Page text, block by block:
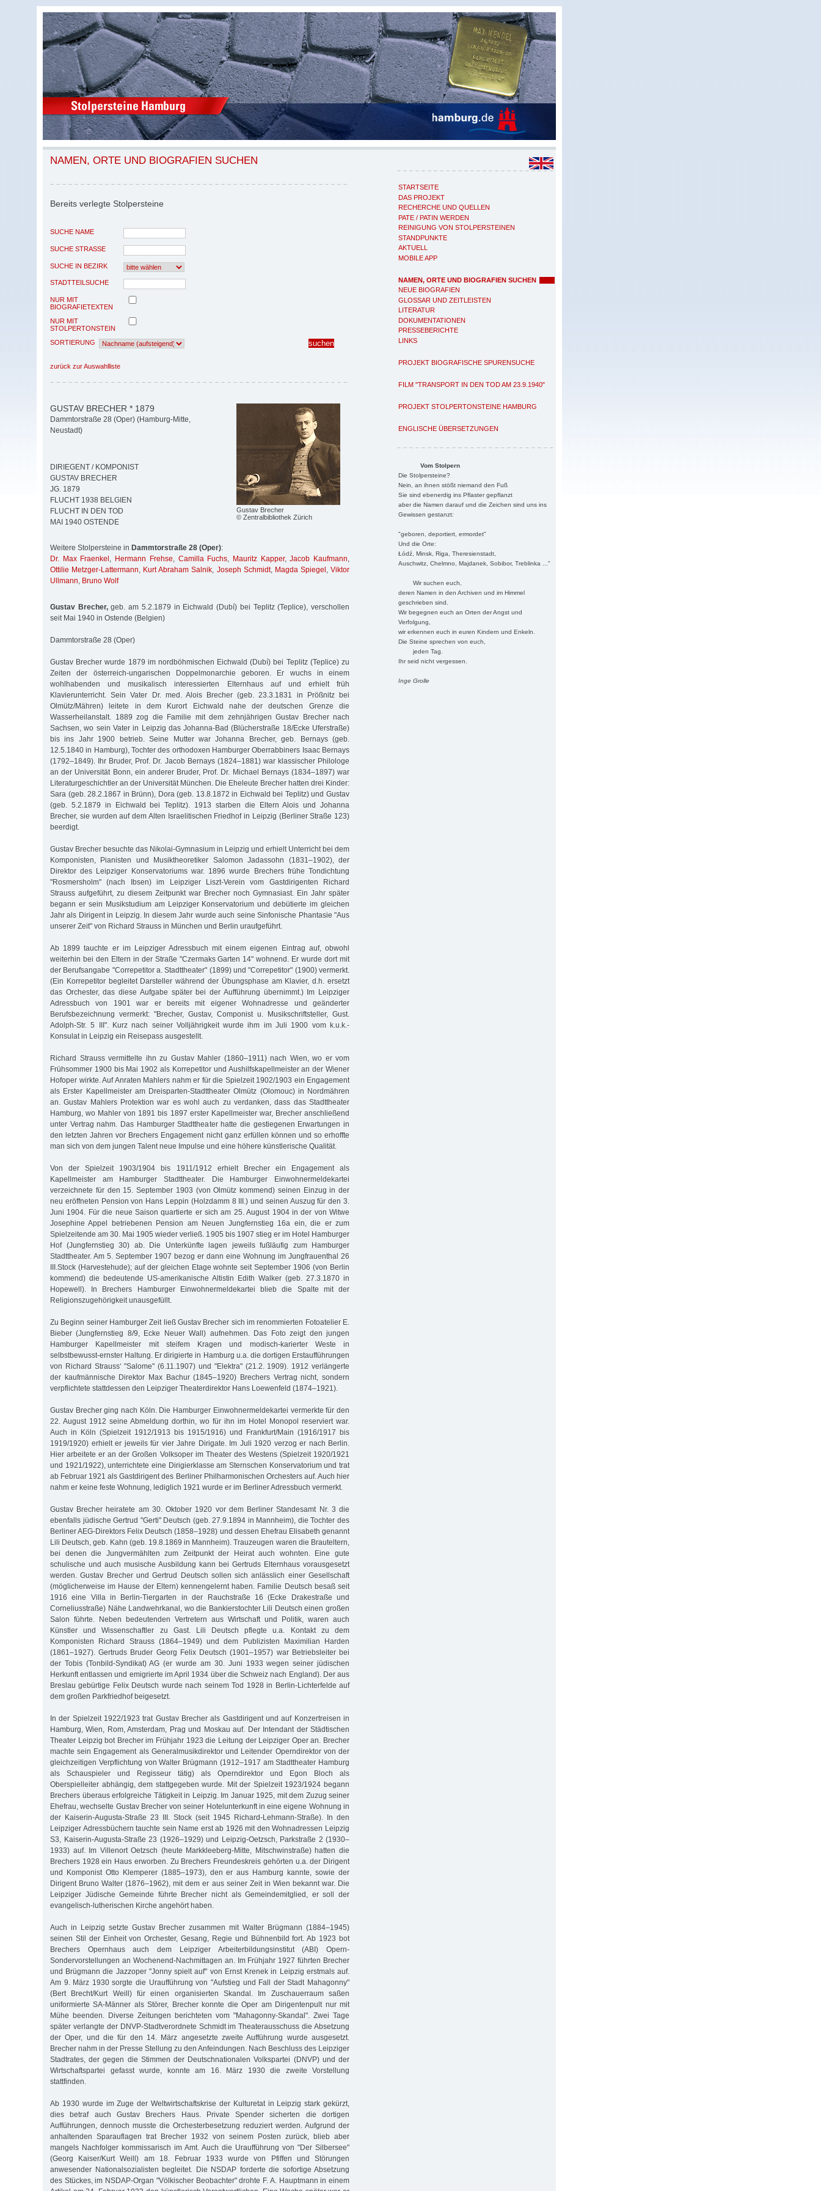
STARTSEITE
DAS PROJEKT
RECHERCHE UND QUELLEN
PATE / PATIN WERDEN
REINIGUNG VON STOLPERSTEINEN
STANDPUNKTE
AKTUELL
MOBILE APP
NAMEN, ORTE UND BIOGRAFIEN SUCHEN
NEUE BIOGRAFIEN
GLOSSAR UND ZEITLEISTEN
LITERATUR
DOKUMENTATIONEN
PRESSEBERICHTE
LINKS
PROJEKT BIOGRAFISCHE SPURENSUCHE
FILM "TRANSPORT IN DEN TOD AM 23.9.1940"
PROJEKT STOLPERTONSTEINE HAMBURG
ENGLISCHE ÜBERSETZUNGEN
Vom Stolpern
Die Stolpersteine?
Nein, an ihnen stößt niemand den Fuß
Sie sind ebenerdig ins Pflaster gepflanzt
aber die Namen darauf und die Zeichen sind uns ins
Gewissen gestanzt:
"geboren, deportiert, ermordet"
Und die Orte:
Łódź, Minsk, Riga, Theresienstadt,
Auschwitz, Chelmno, Majdanek, Sobibor, Treblinka ..."
Wir suchen euch,
deren Namen in den Archiven und im Himmel
geschrieben sind.
Wir begegnen euch an Orten der Angst und
Verfolgung,
wir erkennen euch in euren Kindern und Enkeln.
Die Steine sprechen von euch,
jeden Tag.
Ihr seid nicht vergessen.
Inge Grolle
NAMEN, ORTE UND BIOGRAFIEN SUCHEN
Bereits verlegte Stolpersteine
SUCHE NAME
SUCHE STRASSE
SUCHE IN BEZIRK
STADTTEILSUCHE
NUR MIT
BIOGRAFIETEXTEN
NUR MIT
STOLPERTONSTEIN
SORTIERUNG
zurück zur Auswahlliste
Gustav Brecher
© Zentralbibliothek Zürich
GUSTAV BRECHER * 1879
Dammtorstraße 28 (Oper) (Hamburg-Mitte,
Neustadt)
DIRIEGENT / KOMPONIST
GUSTAV BRECHER
JG. 1879
FLUCHT 1938 BELGIEN
FLUCHT IN DEN TOD
MAI 1940 OSTENDE
Weitere Stolpersteine in Dammtorstraße 28 (Oper):
Dr. Max Fraenkel , Hermann Frehse, Camilla Fuchs, Mauritz Kapper,Jacob Kaufmann,
Ottilie Metzger-Lattermann, Kurt Abraham Salnik, Joseph Schmidt, Magda Spiegel ,Viktor
Ullmann, Bruno Wolf
Gustav Brecher,geb. am 5.2.1879 in Eichwald (Dubí) bei Teplitz (Teplice), verschollen
seit Mai 1940 in Ostende (Belgien)
Dammtorstraße 28 (Oper)
Gustav Brecher wurde 1879 im nordböhmischen Eichwald (Dubí) bei Teplitz (Teplice) zu
Zeiten der österreich-ungarischen Doppelmonarchie geboren. Er wuchs in einem
wohlhabenden und musikalisch interessierten Elternhaus auf und erhielt früh
Klavierunterricht. Sein Vater Dr. med. Alois Brecher (geb. 23.3.1831 in Prößnitz bei
Olmütz/Mähren) leitete in dem Kurort Eichwald nahe der deutschen Grenze die
Wasserheilanstalt. 1889 zog die Familie mit dem zehnjährigen Gustav Brecher nach
Sachsen, wo sein Vater in Leipzig das Johanna-Bad (Blücherstraße 18/Ecke Uferstraße)
bis ins Jahr 1900 betrieb. Seine Mutter war Johanna Brecher, geb. Bernays (geb.
12.5.1840 in Hamburg), Tochter des orthodoxen Hamburger Oberrabbiners Isaac Bernays
(1792–1849). Ihr Bruder, Prof. Dr. Jacob Bernays (1824–1881) war klassischer Philologe
an der Universität Bonn, ein anderer Bruder, Prof. Dr. Michael Bernays (1834–1897) war
Literaturgeschichtler an der Universität München. Die Eheleute Brecher hatten drei Kinder:
Sara (geb. 28.2.1867 in Brünn), Dora (geb. 13.8.1872 in Eichwald bei Teplitz) und Gustav
(geb. 5.2.1879 in Eichwald bei Teplitz). 1913 starben die Eltern Alois und Johanna
Brecher, sie wurden auf dem Alten Israelitischen Friedhof in Leipzig (Berliner Straße 123)
beerdigt.
Gustav Brecher besuchte das Nikolai-Gymnasium in Leipzig und erhielt Unterricht bei dem
Komponisten, Pianisten und Musiktheoretiker Salomon Jadassohn (1831–1902), der
Direktor des Leipziger Konservatoriums war. 1896 wurde Brechers frühe Tondichtung
"Rosmersholm" (nach Ibsen) im Leipziger Liszt-Verein vom Gastdirigenten Richard
Strauss aufgeführt, zu diesem Zeitpunkt war Brecher noch Gymnasiast. Ein Jahr später
begann er sein Musikstudium am Leipziger Konservatorium und debütierte im gleichen
Jahr als Dirigent in Leipzig. In diesem Jahr wurde auch seine Sinfonische Phantasie "Aus
unserer Zeit" von Richard Strauss in München und Berlin uraufgeführt.
Ab 1899 tauchte er im Leipziger Adressbuch mit einem eigenen Eintrag auf, obwohl
weiterhin bei den Eltern in der Straße "Czermaks Garten 14" wohnend. Er wurde dort mit
der Berufsangabe "Correpetitor a. Stadttheater" (1899) und "Correpetitor" (1900) vermerkt.
(Ein Korrepetitor begleitet Darsteller während der Übungsphase am Klavier, d.h. ersetzt
das Orchester, das diese Aufgabe später bei der Aufführung übernimmt.) Im Leipziger
Adressbuch von 1901 war er bereits mit eigener Wohnadresse und geänderter
Berufsbezeichnung vermerkt: "Brecher, Gustav, Componist u. Musikschriftsteller, Gust.
Adolph-Str. 5 III". Kurz nach seiner Volljährigkeit wurde ihm im Juli 1900 vom k.u.k.-
Konsulat in Leipzig ein Reisepass ausgestellt.
Richard Strauss vermittelte ihn zu Gustav Mahler (1860–1911) nach Wien, wo er vom
Frühsommer 1900 bis Mai 1902 als Korrepetitor und Aushilfskapellmeister an der Wiener
Hofoper wirkte. Auf Anraten Mahlers nahm er für die Spielzeit 1902/1903 ein Engagement
als Erster Kapellmeister am Dreisparten-Stadttheater Olmütz (Olomouc) in Nordmähren
an. Gustav Mahlers Protektion war es wohl auch zu verdanken, dass das Stadttheater
Hamburg, wo Mahler von 1891 bis 1897 erster Kapellmeister war, Brecher anschließend
unter Vertrag nahm. Das Hamburger Stadttheater hatte die gestiegenen Erwartungen in
den letzten Jahren vor Brechers Engagement nicht ganz erfüllen können und so erhoffte
man sich von dem jungen Talent neue Impulse und eine höhere künstlerische Qualität.
Von der Spielzeit 1903/1904 bis 1911/1912 erhielt Brecher ein Engagement als
Kapellmeister am Hamburger Stadttheater. Die Hamburger Einwohnermeldekartei
verzeichnete für den 15. September 1903 (von Olmütz kommend) seinen Einzug in der
neu eröffneten Pension von Hans Leppin (Holzdamm 8 III.) und seinen Auszug für den 3.
Juni 1904. Für die neue Saison quartierte er sich am 25. August 1904 in der von Witwe
Josephine Appel betriebenen Pension am Neuen Jungfernstieg 16a ein, die er zum
Spielzeitende am 30. Mai 1905 wieder verließ. 1905 bis 1907 stieg er im Hotel Hamburger
Hof (Jungfernstieg 30) ab. Die Unterkünfte lagen jeweils fußläufig zum Hamburger
Stadttheater. Am 5. September 1907 bezog er dann eine Wohnung im Jungfrauenthal 26
III.Stock (Harvestehude); auf der gleichen Etage wohnte seit September 1906 (von Berlin
kommend) die bedeutende US-amerikanische Altistin Edith Walker (geb. 27.3.1870 in
Hopewell). In Brechers Hamburger Einwohnermeldekartei blieb die Spalte mit der
Religionszugehörigkeit unausgefüllt.
Zu Beginn seiner Hamburger Zeit ließ Gustav Brecher sich im renommierten Fotoatelier E.
Bieber (Jungfernstieg 8/9, Ecke Neuer Wall) aufnehmen. Das Foto zeigt den jungen
Hamburger Kapellmeister mit steifem Kragen und modisch-karierter Weste in
selbstbewusst-ernster Haltung. Er dirigierte in Hamburg u.a. die dortigen Erstaufführungen
von Richard Strauss‘ "Salome" (6.11.1907) und "Elektra" (21.2. 1909). 1912 verlängerte
der kaufmännische Direktor Max Bachur (1845–1920) Brechers Vertrag nicht, sondern
verpflichtete stattdessen den Leipziger Theaterdirektor Hans Loewenfeld (1874–1921).
Gustav Brecher ging nach Köln. Die Hamburger Einwohnermeldekartei vermerkte für den
22. August 1912 seine Abmeldung dorthin, wo für ihn im Hotel Monopol reserviert war.
Auch in Köln (Spielzeit 1912/1913 bis 1915/1916) und Frankfurt/Main (1916/1917 bis
1919/1920) erhielt er jeweils für vier Jahre Dirigate. Im Juli 1920 verzog er nach Berlin.
Hier arbeitete er an der Großen Volksoper im Theater des Westens (Spielzeit 1920/1921
und 1921/1922), unterrichtete eine Dirigierklasse am Sternschen Konservatorium und trat
ab Februar 1921 als Gastdirigent des Berliner Philharmonischen Orchesters auf. Auch hier
nahm er keine feste Wohnung, lediglich 1921 wurde er im Berliner Adressbuch vermerkt.
Gustav Brecher heiratete am 30. Oktober 1920 vor dem Berliner Standesamt Nr. 3 die
ebenfalls jüdische Gertrud "Gerti" Deutsch (geb. 27.9.1894 in Mannheim), die Tochter des
Berliner AEG-Direktors Felix Deutsch (1858–1928) und dessen Ehefrau Elisabeth genannt
Lili Deutsch, geb. Kahn (geb. 19.8.1869 in Mannheim). Trauzeugen waren die Brauteltern,
bei denen die Jungvermählten zum Zeitpunkt der Heirat auch wohnten. Eine gute
schulische und auch musische Ausbildung kann bei Gertruds Elternhaus vorausgesetzt
werden. Gustav Brecher und Gertrud Deutsch sollen sich anlässlich einer Gesellschaft
(möglicherweise im Hause der Eltern) kennengelernt haben. Familie Deutsch besaß seit
1916 eine Villa in Berlin-Tiergarten in der Rauchstraße 16 (Ecke Drakestraße und
Corneliusstraße) Nähe Landwehrkanal, wo die Bankierstochter Lili Deutsch einen großen
Salon führte. Neben bedeutenden Vertretern aus Wirtschaft und Politik, waren auch
Künstler und Wissenschaftler zu Gast. Lili Deutsch pflegte u.a. Kontakt zu dem
Komponisten Richard Strauss (1864–1949) und dem Publizisten Maximilian Harden
(1861–1927). Gertruds Bruder Georg Felix Deutsch (1901–1957) war Betriebsleiter bei
der Tobis (Tonbild-Syndikat) AG (er wurde am 30. Juni 1933 wegen seiner jüdischen
Herkunft entlassen und emigrierte im April 1934 über die Schweiz nach England). Der aus
Breslau gebürtige Felix Deutsch wurde nach seinem Tod 1928 in Berlin-Lichterfelde auf
dem großen Parkfriedhof beigesetzt.
In der Spielzeit 1922/1923 trat Gustav Brecher als Gastdirigent und auf Konzertreisen in
Hamburg, Wien, Rom, Amsterdam, Prag und Moskau auf. Der Intendant der Städtischen
Theater Leipzig bot Brecher im Frühjahr 1923 die Leitung der Leipziger Oper an. Brecher
machte sein Engagement als Generalmusikdirektor und Leitender Operndirektor von der
gleichzeitigen Verpflichtung von Walter Brügmann (1912–1917 am Stadttheater Hamburg
als Schauspieler und Regisseur tätig) als Operndirektor und Egon Bloch als
Oberspielleiter abhängig, dem stattgegeben wurde. Mit der Spielzeit 1923/1924 begann
Brechers überaus erfolgreiche Tätigkeit in Leipzig. Im Januar 1925, mit dem Zuzug seiner
Ehefrau, wechselte Gustav Brecher von seiner Hotelunterkunft in eine eigene Wohnung in
der Kaiserin-Augusta-Straße 23 III. Stock (seit 1945 Richard-Lehmann-Straße). In den
Leipziger Adressbüchern tauchte sein Name erst ab 1926 mit den Wohnadressen Leipzig
S3, Kaiserin-Augusta-Straße 23 (1926–1929) und Leipzig-Oetzsch, Parkstraße 2 (1930–
1933) auf. Im Villenort Oetzsch (heute Markkleeberg-Mitte, Mitschwinstraße) hatten die
Brechers 1928 ein Haus erworben. Zu Brechers Freundeskreis gehörten u.a. der Dirigent
und Komponist Otto Klemperer (1885–1973), den er aus Hamburg kannte, sowie der
Dirigent Bruno Walter (1876–1962), mit dem er aus seiner Zeit in Wien bekannt war. Die
Leipziger Jüdische Gemeinde führte Brecher nicht als Gemeindemitglied, er soll der
evangelisch-lutherischen Kirche angehört haben.
Auch in Leipzig setzte Gustav Brecher zusammen mit Walter Brügmann (1884–1945)
seinen Stil der Einheit von Orchester, Gesang, Regie und Bühnenbild fort. Ab 1923 bot
Brechers Opernhaus auch dem Leipziger Arbeiterbildungsinstitut (ABI) Opern-
Sondervorstellungen an Wochenend-Nachmittagen an. Im Frühjahr 1927 führten Brecher
und Brügmann die Jazzoper "Jonny spielt auf" von Ernst Krenek in Leipzig erstmals auf.
Am 9. März 1930 sorgte die Uraufführung von "Aufstieg und Fall der Stadt Mahagonny"
(Bert Brecht/Kurt Weill) für einen organisierten Skandal. Im Zuschauerraum saßen
uniformierte SA-Männer als Störer, Brecher konnte die Oper am Dirigentenpult nur mit
Mühe beenden. Diverse Zeitungen berichteten vom "Mahagonny-Skandal". Zwei Tage
später verlangte der DNVP-Stadtverordnete Schmidt im Theaterausschuss die Absetzung
der Oper, und die für den 14. März angesetzte zweite Aufführung wurde ausgesetzt.
Brecher nahm in der Presse Stellung zu den Anfeindungen. Nach Beschluss des Leipziger
Stadtrates, der gegen die Stimmen der Deutschnationalen Volkspartei (DNVP) und der
Wirtschaftspartei gefasst wurde, konnte am 16. März 1930 die zweite Vorstellung
stattfinden.
Ab 1930 wurde im Zuge der Weltwirtschaftskrise der Kulturetat in Leipzig stark gekürzt,
dies betraf auch Gustav Brechers Haus. Private Spender sicherten die dortigen
Aufführungen, dennoch musste die Orchesterbesetzung reduziert werden. Aufgrund der
anhaltenden Sparauflagen trat Brecher 1932 von seinem Posten zurück, blieb aber
mangels Nachfolger kommissarisch im Amt. Auch die Uraufführung von "Der Silbersee"
(Georg Kaiser/Kurt Weill) am 18. Februar 1933 wurde von Pfiffen und Störungen
anwesender Nationalsozialisten begleitet. Die NSDAP forderte die sofortige Absetzung
des Stückes, im NSDAP-Organ "Völkischer Beobachter" drohte F. A. Hauptmann in einem